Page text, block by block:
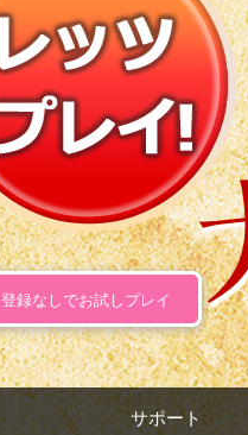
登録なしでお試しプレイ
サポート